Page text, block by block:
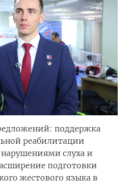
поддержка
реабилитации
слуха и
подготовки
жестового языка в